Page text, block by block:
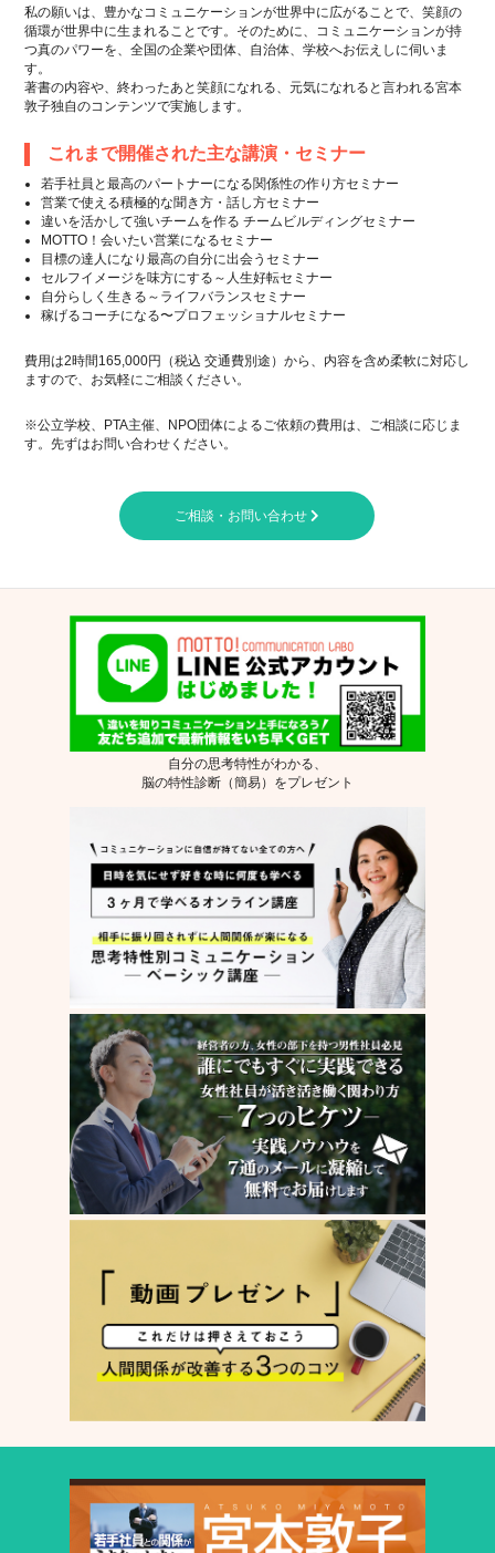
私の願いは、豊かなコミュニケーションが世界中に広がることで、笑顔の
循環が世界中に生まれることです。そのために、コミュニケーションが持
つ真のパワーを、全国の企業や団体、自治体、学校へお伝えしに伺いま
す。
著書の内容や、終わったあと笑顔になれる、元気になれると言われる宮本
敦子独自のコンテンツで実施します。
これまで開催された主な講演・セミナー
若手社員と最高のパートナーになる関係性の作り方セミナー
営業で使える積極的な聞き方・話し方セミナー
違いを活かして強いチームを作る チームビルディングセミナー
MOTTO！会いたい営業になるセミナー
目標の達人になり最高の自分に出会うセミナー
セルフイメージを味方にする～人生好転セミナー
自分らしく生きる～ライフバランスセミナー
稼げるコーチになる〜プロフェッショナルセミナー
費用は2時間165,000円（税込 交通費別途）から、内容を含め柔軟に対応し
ますので、お気軽にご相談ください。
※公立学校、PTA主催、NPO団体によるご依頼の費用は、ご相談に応じま
す。先ずはお問い合わせください。
ご相談・お問い合わせ
自分の思考特性がわかる、
脳の特性診断（簡易）をプレゼント